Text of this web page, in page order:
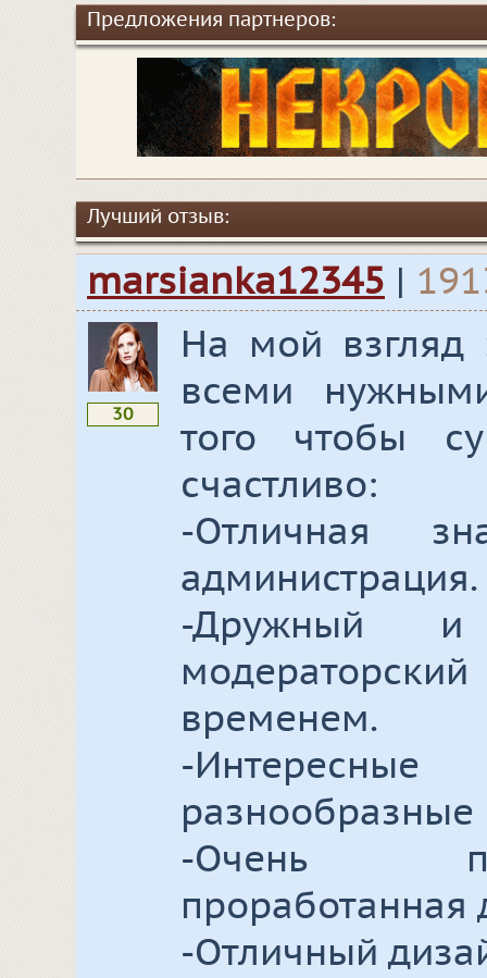
Предложения партнеров:
Лучший отзыв:
marsianka12345 |
30
На мой взгляд
всеми
того чтобы
счастливо:
-Отличная
администрация.
-Дружный и
временем.
-
разнообразные
-Очень
проработанная
-Отличный